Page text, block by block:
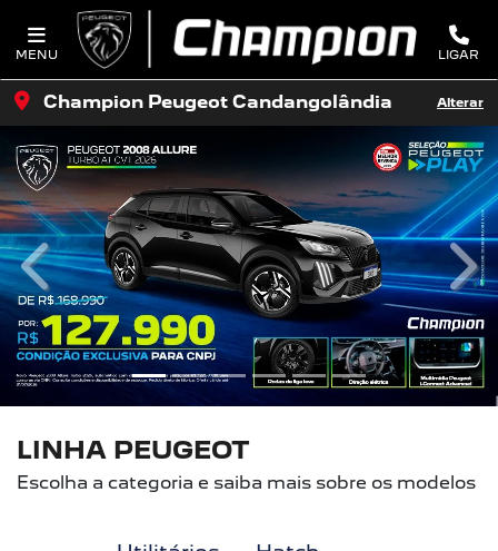
MENU LIGAR
Champion Peugeot Candangolândia Alterar